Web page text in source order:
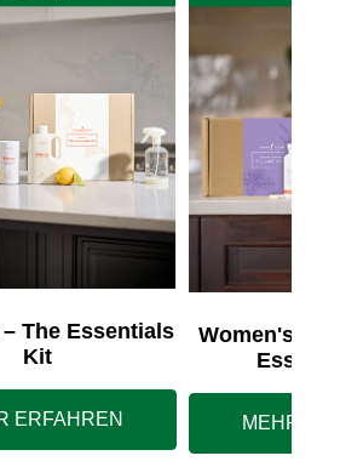
The Essentials
Kit
ERFAHREN
Women's
MEHR